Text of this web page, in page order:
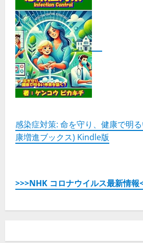
感染症対策: 命を守り、健康で明
康増進ブックス) Kindle版
>>>NHK コロナウイルス最新情報